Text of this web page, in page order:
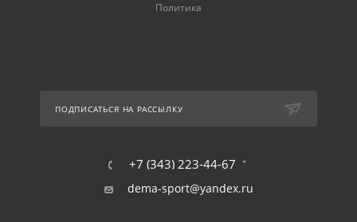
Политика
ПОДПИСАТЬСЯ НА РАССЫЛКУ
+7 (343) 223-44-67
dema-sport@yandex.ru